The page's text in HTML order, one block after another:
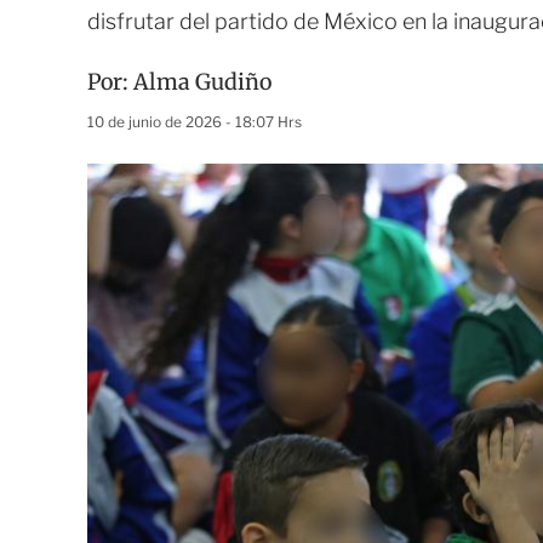
disfrutar del partido de México en la
Por:Alma Gudiño
10 de junio de 2026 - 18:07 Hrs